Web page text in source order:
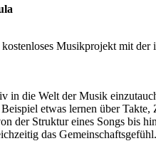
Musikprojekt mit der
in die Welt der Musik
etwas lernen über Takte,
der Struktur eines Songs bis
das